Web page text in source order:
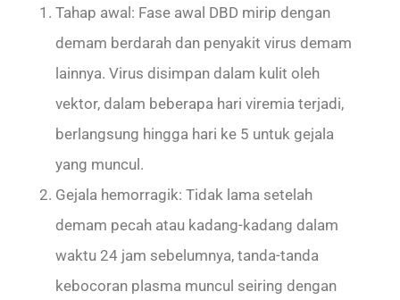
Tahap awal: Fase awal DBD mirip dengan
demam berdarah dan penyakit virus demam
lainnya. Virus disimpan dalam kulit oleh
vektor, dalam beberapa hari viremia terjadi,
berlangsung hingga hari ke 5 untuk gejala
yang muncul.
Gejala hemorragik: Tidak lama setelah
demam pecah atau kadang-kadang dalam
waktu 24 jam sebelumnya, tanda-tanda
kebocoran plasma muncul seiring dengan